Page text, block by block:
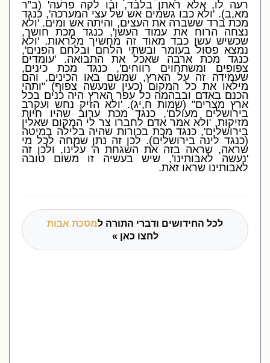
רעה לו ,אלא ראתן בלבד,ובו לקה פרעה' ( ב”ר
מא,ב).
'ולא כבו גשמים אש של עצי המערכה',כנגד
מכת ברד ששברה את העצים,והיתה אש ומים. 'ולא
נצחה הרוח את עמוד העשן',כנגד מכת חושך,
שכשיש עשן כבד מאוד זה מחשיך מלראות. 'ולא
נמצא פסול בעומר ובשתי הלחם ובלחם הפנים',
כנגד מכת ארבה שאכל את התבואה. ' עומדים
צפופים ומשתחוים רווחים', כנגד מכת כינים,
שעמידה זה על הארץ,שמשם באו הכינים,והם
מילאו את כל המקום(כעין שנעשה צפוף) " ותהי
הכנם באדם ובבהמה כל עפר הארץ היה כנים בכל
ארץ מצרים" (שמות ח ,יג). 'ולא הזיק נחש ועקרב
בירושלים מעולם',כנגד מכת ערוב שהיו חיות
מזיקות. 'ולא אמר אדם לחברו צר לי המקום שאלין
בירושלים',כנגד מכת בכורות שהיה בלילה במיטה
כנגד לינה בירושלים).לכן זה נתן שמחה לכל מי
שראה,שראה בזה את השגחת ה 'עלינו,ולכן זה
נעשה לאבותינו', שיש בעשיה זו משום טובה
לאבותינו שראו זאת.
לכל החידושים ודברי התורה למסכת אבות
לחצו כאן »